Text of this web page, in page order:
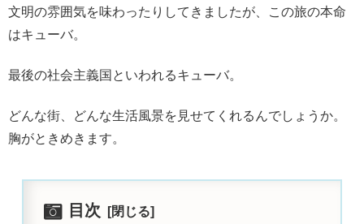
文明の雰囲気を味わったりしてきましたが、この旅の本命
はキューバ。
最後の社会主義国といわれるキューバ。
どんな街、どんな生活風景を見せてくれるんでしょうか。
胸がときめきます。
目次